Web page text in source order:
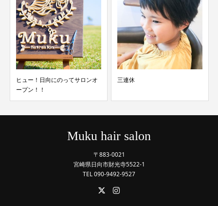
三連休 年始のご挨拶
Muku hair salon
〒883-0021
宮崎県日向市財光寺5522-1
TEL 090-9492-9527